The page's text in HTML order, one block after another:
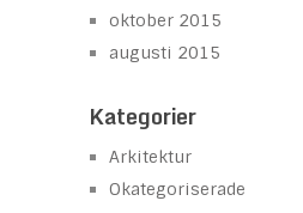
oktober 2015
augusti 2015
Kategorier
Arkitektur
Okategoriserade